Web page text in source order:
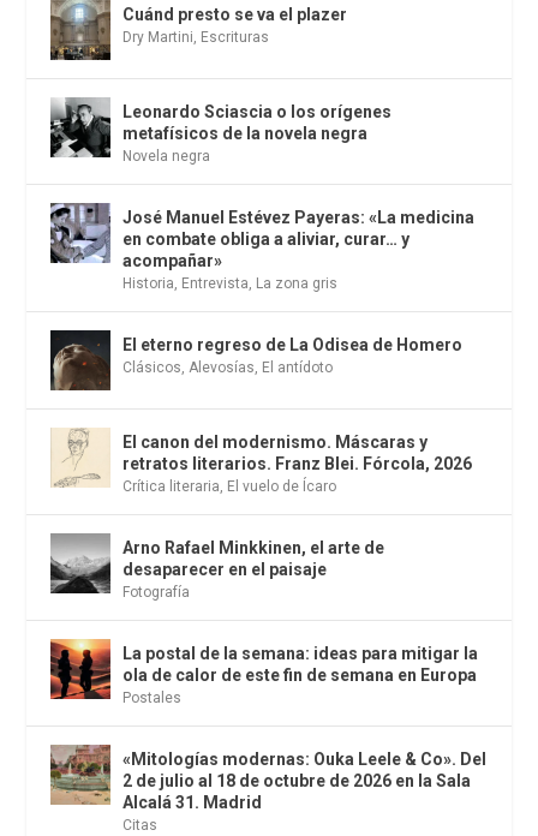
Cuánd presto se va el plazer
Dry Martini, Escrituras
Leonardo Sciascia o los orígenes
metafísicos de la novela negra
Novela negra
José Manuel Estévez Payeras: «La medicina
en combate obliga a aliviar, curar… y
acompañar»
Historia, Entrevista, La zona gris
El eterno regreso de La Odisea de Homero
Clásicos,Alevosías, El antídoto
El canon del modernismo. Máscaras y
retratos literarios. Franz Blei. Fórcola, 2026
Crítica literaria, El vuelo de Ícaro
Arno Rafael Minkkinen, el arte de
desaparecer en el paisaje
Fotografía
La postal de la semana: ideas para mitigar la
ola de calor de este fin de semana en Europa
Postales
«Mitologías modernas: Ouka Leele & Co». Del
2 de julio al 18 de octubre de 2026 en la Sala
Alcalá 31. Madrid
Citas